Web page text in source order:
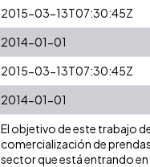
2015-03-13T07:30:45Z
2014-01-01
2015-03-13T07:30:45Z
2014-01-01
El objetivo de este trabajo
comercialización de
sector que está entrando